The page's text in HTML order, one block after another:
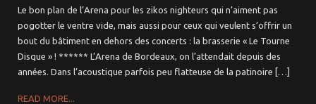
Le bon plan de l’Arena pour les zikos nighteurs qui n’aiment pas
pogotter le ventre vide, mais aussi pour ceux qui veulent s’offrir un
bout du bâtiment en dehors des concerts : la brasserie « Le Tourne
Disque » ! ****** L’Arena de Bordeaux, on l’attendait depuis des
années. Dans l’acoustique parfois peu flatteuse de la patinoire […]
READ MORE...